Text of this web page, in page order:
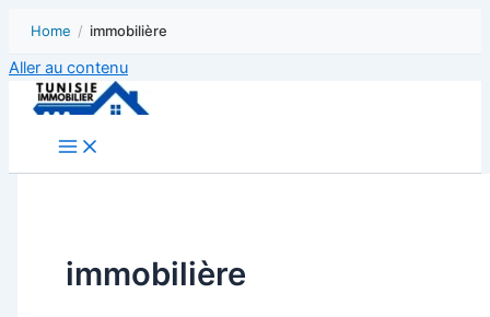
Home / immobilière
Aller au contenu
immobilière